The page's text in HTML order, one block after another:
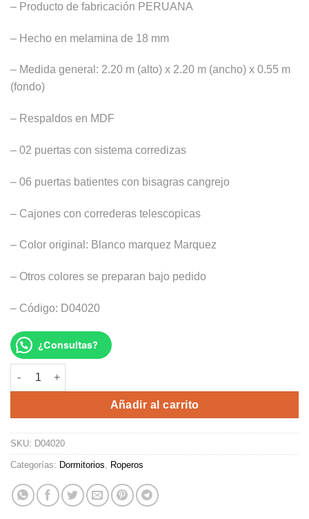
S/4,690.00.S/2,479.00.
– Producto de fabricación PERUANA
– Hecho en melamina de 18 mm
– Medida general: 2.20 m (alto) x 2.20 m (ancho) x 0.55 m
(fondo)
– Respaldos en MDF
– 02 puertas con sistema corredizas
– 06 puertas batientes con bisagras cangrejo
– Cajones con correderas telescopicas
– Color original: Blanco marquez Marquez
– Otros colores se preparan bajo pedido
– Código: D04020
¿Consultas?
ROPERO QUEEN cantidad
Añadir al carrito
SKU: D04020
Categorías: Dormitorios Roperos